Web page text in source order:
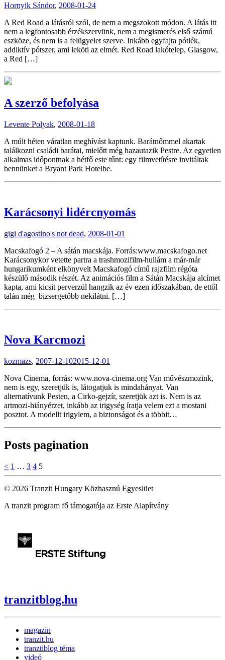
Hornyik Sándor, 2008-01-24
A Red Road a látásról szól, de nem a megszokott módon. A látás itt
nem a legfontosabb érzékszervünk, nem a megismerés első számú
eszköze, és nem is a felügyelet szerve. Inkább egyfajta pótlék,
addiktív pótszer, ami leköti az elmét. Red Road lakótelep, Glasgow,
a Red […]
A szerző befolyása
Levente Polyak, 2008-01-18
A múlt héten váratlan meghívást kaptunk. Barátnőmmel akartak
találkozni családi barátai, mielőtt még hazautazik Pestre. Az egyetlen
alkalmas időpontnak a hétfő este tűnt: egy filmvetítésre invitáltak
bennünket a Bryant Park Hotelbe.
Karácsonyi lidércnyomás
gigi d'agostino's not dead, 2008-01-01
Macskafogó 2 – A sátán macskája. Forrás:www.macskafogo.net
Karácsonykor vetette partra a trashmozifilm-hullám a már-már
hungarikumként elkönyvelt Macskafogó című rajzfilm régóta
készülő második részét. Az animációs film a Sátán Macskája alcímet
kapta, ami kicsit perverzül hangzik az év ezen időszakában, de ettől
talán még bizsergetőbb nekilátni. […]
Nova Karcmozi
kozmazs, 2007-12-102015-12-01
Nova Cinema, forrás: www.nova-cinema.org Van művészmozink,
nem is egy, szeretjük is, látogatjuk is mindahányat. Van
alternatívunk Pesten, a Cirko-gejzír, szeretjük azt is. Nem is az
artmozi-hiányérzet, inkább az irigység íratja velem ezt a mostani
posztot. A modellt irigylem, a biztonságot és a többit…
Posts pagination
< 1 … 3 4 5
© 2026 Tranzit Hungary Közhasznú Egyeslüet
A tranzit program fő támogatója az Erste Alapítvány
tranzitblog.hu
magazin
tranzit.hu
tranztiblog téma
videó